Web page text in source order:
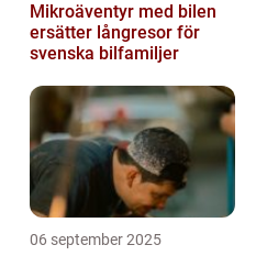
Mikroäventyr med bilen
ersätter långresor för
svenska bilfamiljer
06 september 2025